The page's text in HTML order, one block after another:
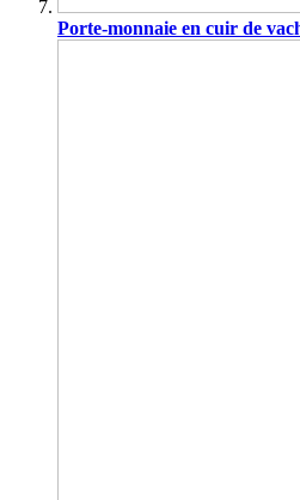
Porte-monnaie en cuir de